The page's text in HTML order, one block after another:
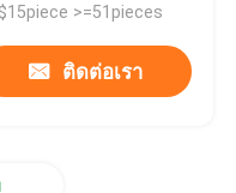
>=51pieces
ติดต่อเรา